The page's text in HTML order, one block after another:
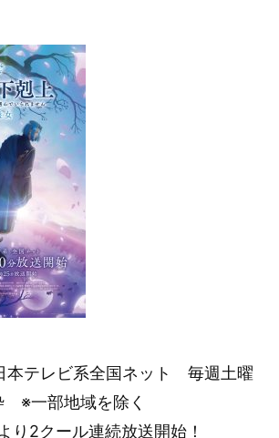
本テレビ系全国ネット 毎週土曜
※一部地域を除く
り2クール連続放送開始！